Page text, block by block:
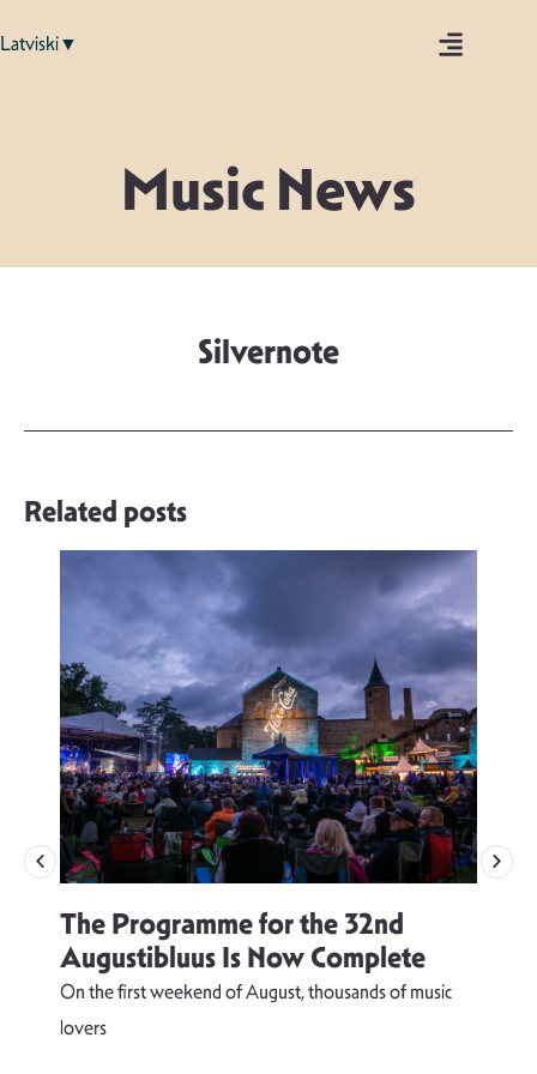
Latviski▼
Music News
Silvernote
Related posts
The Programme for the 32nd
Augustibluus Is Now Complete
On the first weekend of August, thousands of music
lovers